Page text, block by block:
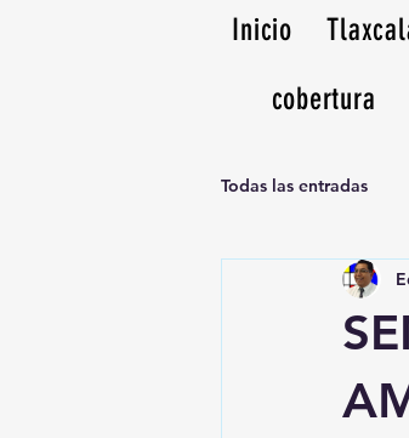
Inicio
cobertura
Todas las entradas
Noticias